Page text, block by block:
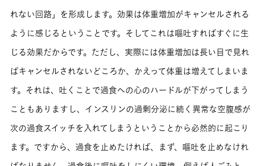
れない回路」を形成します。効果は体重増加がキャンセルされる
ように感じるということです。そしてこれは嘔吐すればすぐに生
じる効果だからです。ただし、実際には体重増加は長い目で見れ
ばキャンセルされないどころか、かえって体重は増えてしまいま
す。それは、吐くことで過食への心のハードルが下がってしまう
こともありますし、インスリンの過剰分泌に続く異常な空腹感が
次の過食スイッチを入れてしまうということから必然的に起こり
ます。ですから、過食を止めたければ、まず、嘔吐を止めなけれ